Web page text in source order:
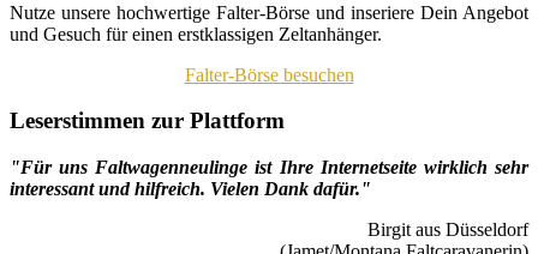
Nutze unsere hochwertige Falter-Börse und inseriere Dein Angebot
und Gesuch für einen erstklassigen Zeltanhänger.
Falter-Börse besuchen
Leserstimmen zur Plattform
"Für uns Faltwagenneulinge ist Ihre Internetseite wirklich sehr
interessant und hilfreich. Vielen Dank dafür."
Birgit aus Düsseldorf